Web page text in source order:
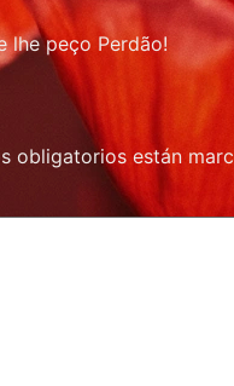
lhe peço Perdão!
obligatorios están